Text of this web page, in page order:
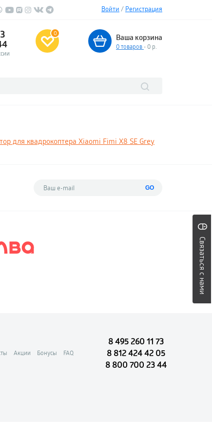
Связаться с нами
Войти / Регистрация
0 Ваша корзина
0товаров - 0 р.
для квадрокоптера Xiaomi Fimi X8 SE Grey
GO
Акции Бонусы FAQ
8 495 260 11 73
8 812 424 42 05
8 800 700 23 44